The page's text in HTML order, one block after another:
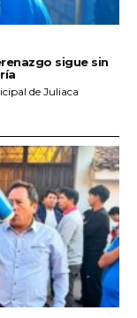
sigue sin
de Juliaca